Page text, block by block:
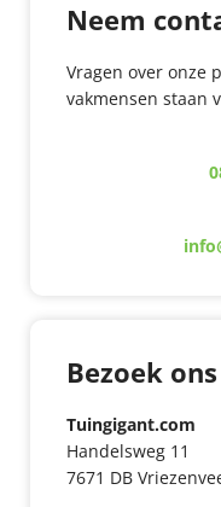
Neem
Vragen over onze
vakmensen staan
Bezoek
Tuingigant.com
Handelsweg 11
7671 DB